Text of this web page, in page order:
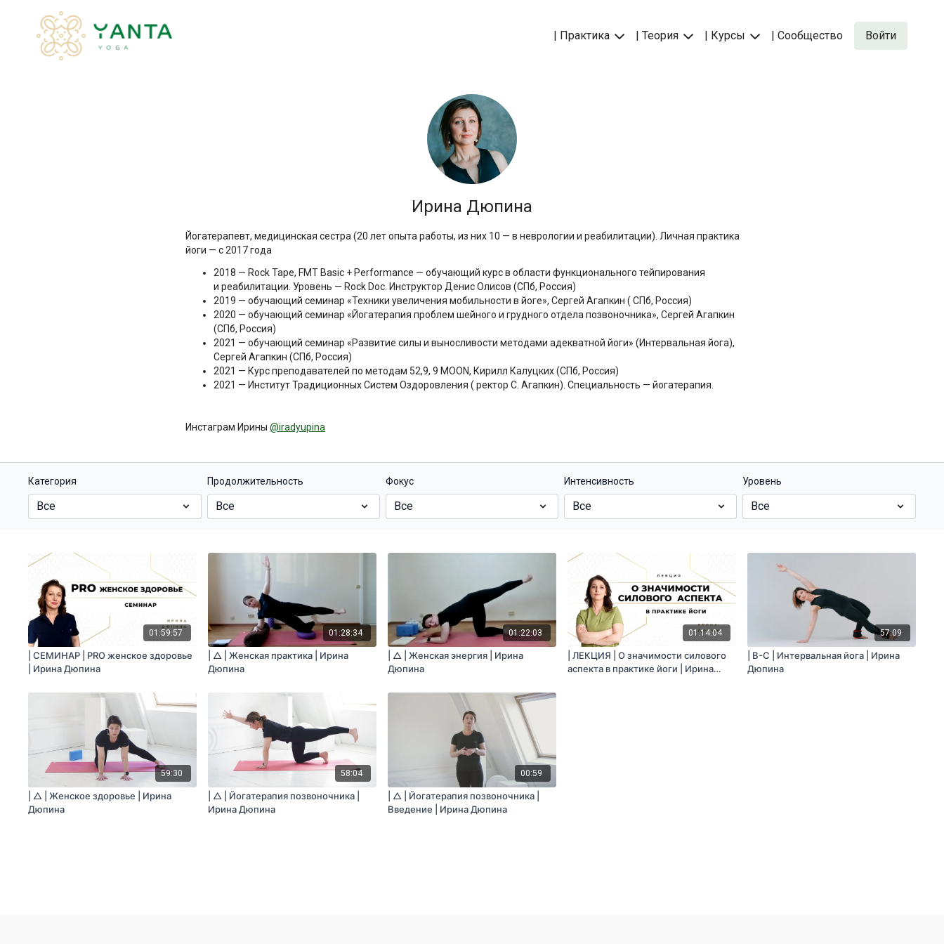
| Практика | Теория | Курсы | Сообщество Войти
Ирина Дюпина
Йогатерапевт, медицинская сестра (20 лет опыта работы, из них 10 — в неврологии и реабилитации). Личная практика
йоги — с 2017 года
2018 — Rock Tape, FMT Basic + Performance — обучающий курс в области функционального тейпирования
и реабилитации. Уровень — Rock Doc. Инструктор Денис Олисов (СПб, Россия)
2019 — обучающий семинар «Техники увеличения мобильности в йоге», Сергей Агапкин ( СПб, Россия)
2020 — обучающий семинар «Йогатерапия проблем шейного и грудного отдела позвоночника», Сергей Агапкин
(СПб, Россия)
2021 — обучающий семинар «Развитие силы и выносливости методами адекватной йоги» (Интервальная йога),
Сергей Агапкин (СПб, Россия)
2021 — Курс преподавателей по методам 52,9, 9 MOON, Кирилл Калуцких (СПб, Россия)
2021 — Институт Традиционных Систем Оздоровления ( ректор С. Агапкин). Специальность — йогатерапия.
Инстаграм Ирины@iradyupina
Категория Продолжительность Фокус Интенсивность Уровень
01:59:57
| СЕМИНАР | PRO женское здоровье
| Ирина Дюпина
01:28:34
| △ | Женская практика | Ирина
Дюпина
01:22:03
| △ | Женская энергия | Ирина
Дюпина
01:14:04
| ЛЕКЦИЯ | О значимости силового
аспекта в практике йоги | Ирина
57:09
| B-С | Интервальная йога | Ирина
Дюпина
59:30
| △ | Женское здоровье | Ирина
Дюпина
58:04
| △ | Йогатерапия позвоночника |
Ирина Дюпина
00:59
| △ | Йогатерапия позвоночника |
Введение | Ирина Дюпина